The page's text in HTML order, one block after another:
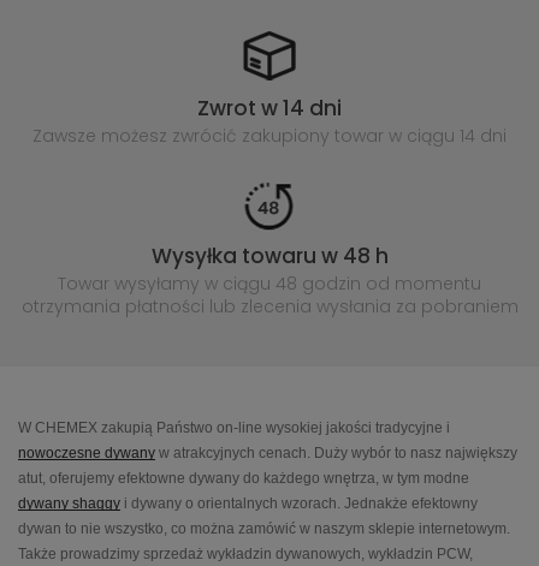
Zwrot w 14 dni
Zawsze możesz zwrócić zakupiony towar w ciągu 14 dni
Wysyłka towaru w 48 h
Towar wysyłamy w ciągu 48 godzin od momentu
otrzymania płatności lub zlecenia wysłania za pobraniem
W CHEMEX zakupią Państwo on-line wysokiej jakości tradycyjne i
nowoczesne dywany w atrakcyjnych cenach. Duży wybór to nasz największy
atut, oferujemy efektowne dywany do każdego wnętrza, w tym modne
dywany shaggy i dywany o orientalnych wzorach. Jednakże efektowny
dywan to nie wszystko, co można zamówić w naszym sklepie internetowym.
Także prowadzimy sprzedaż wykładzin dywanowych, wykładzin PCW,